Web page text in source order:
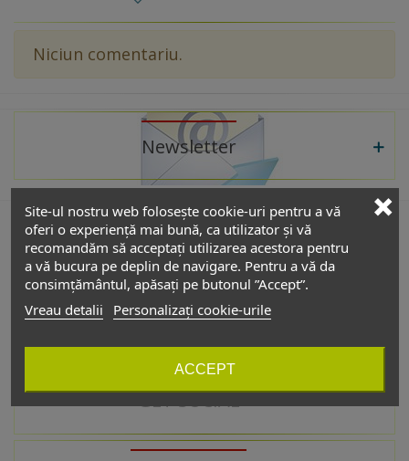
Niciun comentariu.
Site-ul nostru web folosește cookie-uri pentru a vă
oferi o experiență mai bună, ca utilizator și vă
recomandăm să acceptați utilizarea acestora pentru
a vă bucura pe deplin de navigare. Pentru a vă da
consimțământul, apăsați pe butonul ”Accept”.
Vreau detalii
Personalizați cookie-urile
ACCEPT
Newsletter
De interes
Catalog
GET SOCIAL